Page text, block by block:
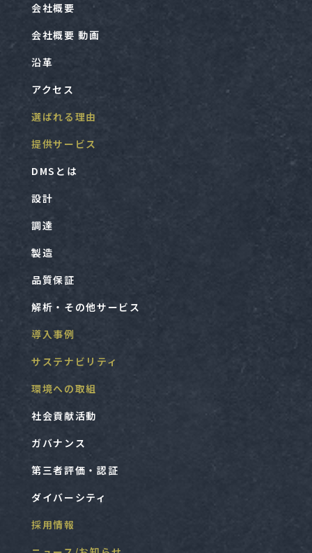
会社概要
会社概要 動画
沿革
アクセス
選ばれる理由
提供サービス
DMSとは
設計
調達
製造
品質保証
解析・その他サービス
導入事例
サステナビリティ
環境への取組
社会貢献活動
ガバナンス
第三者評価・認証
ダイバーシティ
採用情報